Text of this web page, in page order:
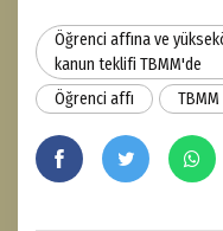
Öğrenci affına ve
kanun teklifi TBMM'de
Öğrenci affı
TBMM